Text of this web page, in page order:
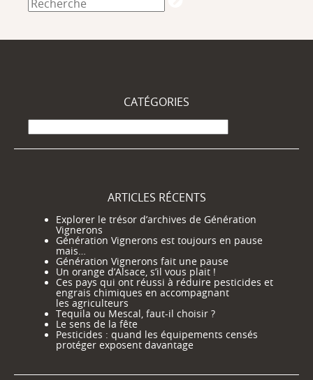
CATÉGORIES
Catégories
ARTICLES RÉCENTS
Explorer le trésor d’archives de Génération
Vignerons
Génération Vignerons est toujours en pause
mais…
Génération Vignerons fait une pause
Un orange d’Alsace, s’il vous plait !
Ces pays qui ont réussi à réduire pesticides et
engrais chimiques en accompagnant
les agriculteurs
Tequila ou Mescal, faut-il choisir ?
Le sens de la fête
Pesticides : quand les équipements censés
protéger exposent davantage